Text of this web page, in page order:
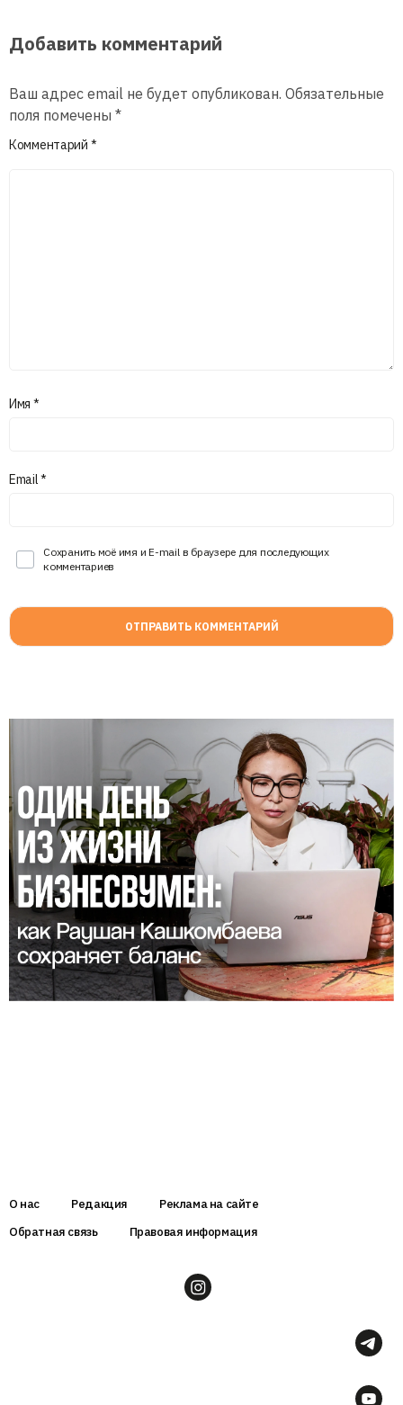
Добавить комментарий
Ваш адрес email не будет опубликован. Обязательные
поля помечены *
Комментарий *
Имя *
Email*
Сохранить моё имя и E-mail в браузере для последующих
комментариев
О нас Редакция
Реклама на сайте
Обратная связь
Правовая информация